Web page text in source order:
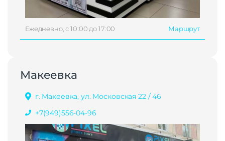
Ежедневно, с 10:00 до 17:00 Маршрут
Макеевка
г. Макеевка, ул. Московская 22 / 46
+7(949)556-04-96